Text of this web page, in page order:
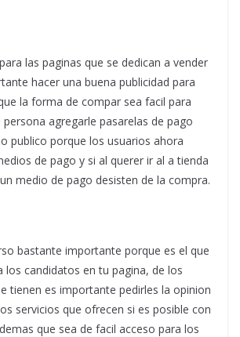
las paginas que se dedican a vender
hacer una buena publicidad para
la forma de compar sea facil para
agregarle pasarelas de pago
publico porque los usuarios ahora
de pago y si al querer ir al a tienda
medio de pago desisten de la compra.
bastante importante porque es el que
los candidatos en tu pagina, de los
tienen es importante pedirles la opinion
servicios que ofrecen si es posible con
que sea de facil acceso para los